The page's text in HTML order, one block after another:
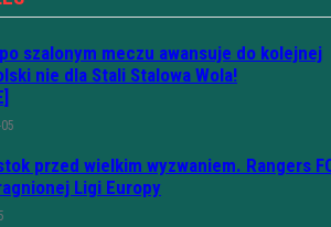
szalonym meczu awansuje do kolejnej
nie dla Stali Stalowa Wola!
przed wielkim wyzwaniem. Rangers
Ligi Europy